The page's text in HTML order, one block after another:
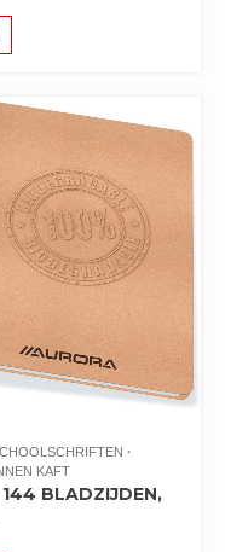
KAFT
BLADZIJDEN,